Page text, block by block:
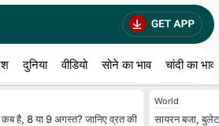
दुनिया वीडियो सोने का भाव चांदी का भाव
कब है, 8 या 9 अगस्त? जानिए व्रत की
World
सायरन बजा,